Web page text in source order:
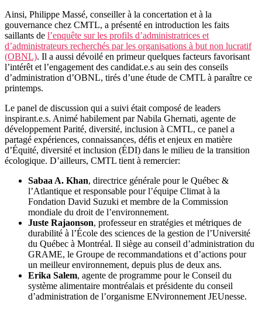
Ainsi, Philippe Massé, conseiller à la concertation et à la
gouvernance chez CMTL, a présenté en introduction les faits
saillants de l’enquête sur les profils d’administratrices et
d’administrateurs recherchés par les organisations à but non lucratif
(OBNL). Il a aussi dévoilé en primeur quelques facteurs favorisant
l’intérêt et l’engagement des candidat.e.s au sein des conseils
d’administration d’OBNL, tirés d’une étude de CMTL à paraître ce
printemps.
Le panel de discussion qui a suivi était composé de leaders
inspirant.e.s. Animé habilement par Nabila Ghernati, agente de
développement Parité, diversité, inclusion à CMTL, ce panel a
partagé expériences, connaissances, défis et enjeux en matière
d’Équité, diversité et inclusion (ÉDI) dans le milieu de la transition
écologique. D’ailleurs, CMTL tient à remercier:
Sabaa A. Khan, directrice générale pour le Québec &
l’Atlantique et responsable pour l’équipe Climat à la
Fondation David Suzuki et membre de la Commission
mondiale du droit de l’environnement.
Juste Rajaonson, professeur en stratégies et métriques de
durabilité à l’École des sciences de la gestion de l’Université
du Québec à Montréal. Il siège au conseil d’administration du
GRAME, le Groupe de recommandations et d’actions pour
un meilleur environnement, depuis plus de deux ans.
Erika Salem, agente de programme pour le Conseil du
système alimentaire montréalais et présidente du conseil
d’administration de l’organisme ENvironnement JEUnesse.